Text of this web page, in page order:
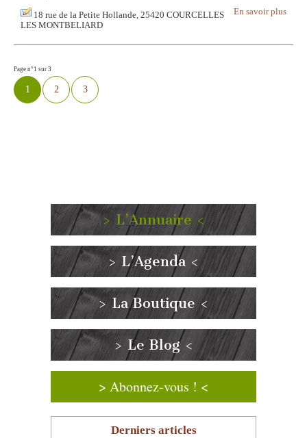
En savoir plus
18 rue de la Petite Hollande, 25420 COURCELLES
LES MONTBELIARD
Page n°1 sur 3
1 2 3
> L’Annuaire <
> L’Agenda <
> La Boutique <
> Le Blog <
> Abonnez-vous ! <
Derniers articles